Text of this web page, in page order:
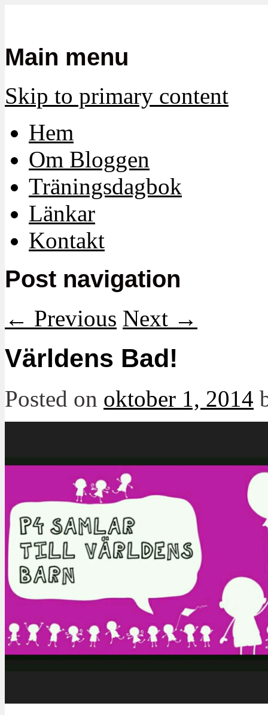
Main menu
Skip to primary content
Hem
Om Bloggen
Träningsdagbok
Länkar
Kontakt
Post navigation
← Previous Next →
Världens Bad!
Posted on oktober 1, 2014